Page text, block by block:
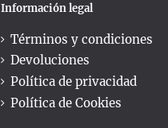
Información legal
Términos y condiciones
Devoluciones
Política de privacidad
Política de Cookies